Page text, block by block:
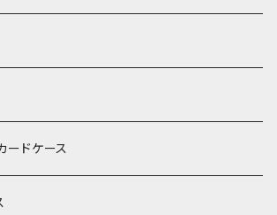
ドケース